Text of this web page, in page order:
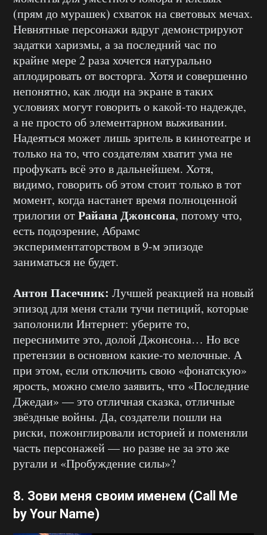
(прям до мурашек) схваток на световых мечах.
Невнятные персонажи вдруг демонстрируют
задатки харизмы, а за последний час по
крайне мере 2 раза хочется натурально
аплодировать от восторга. Хотя и совершенно
непонятно, как люди на экране в таких
условиях могут говорить о какой-то надежде,
а не просто об элементарном выживании.
Надеяться может лишь зритель в кинотеатре и
только на то, что создателям хватит ума не
профукать всё это в дальнейшем. Хотя,
видимо, говорить об этом стоит только в тот
момент, когда настанет время полноценной
трилогии отРайана Джонсона, потому что,
есть подозрение, Абрамс
экспериментаторством в 9-м эпизоде
заниматься не будет.
Антон Пасечник: Лучшей реакцией на новый
эпизод для меня стали тучи петиций, которые
заполонили Интернет: уберите то,
переснимите это, долой Джонсона… Но все
претензии в основном какие-то мелочные. А
при этом, если отключить свою «фонатскую»
ярость, можно смело заявить, что «Последние
Джедаи» — это отличная сказка, отличные
звёздные войны. Да, создатели пошли на
риски, пожонглировали историей и поменяли
часть персонажей — но разве не за это же
ругали и «Пробуждение силы»?
8. Зови меня своим именем (Call Me
by Your Name)